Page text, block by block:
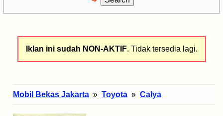
Iklan ini sudah NON-AKTIF. Tidak tersedia lagi.
Mobil Bekas Jakarta » Toyota » Calya